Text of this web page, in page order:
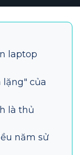
laptop
của
là thủ
năm sử